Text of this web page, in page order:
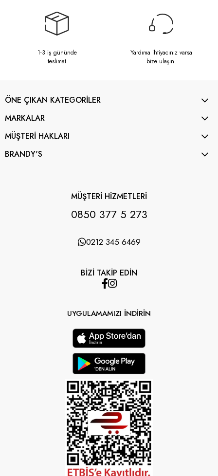
1-3 iş gününde
teslimat
Yardıma ihtiyacınız varsa
bize ulaşın.
ÖNE ÇIKAN KATEGORİLER
MARKALAR
MÜŞTERİ HAKLARI
BRANDY'S
MÜŞTERİ HİZMETLERİ
0850 377 5 273
0212 345 6469
BİZİ TAKİP EDİN
UYGULAMAMIZI İNDİRİN